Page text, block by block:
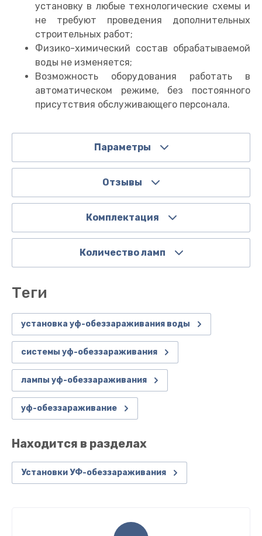
установку в любые технологические схемы и
не требуют проведения дополнительных
строительных работ;
Физико-химический состав обрабатываемой
воды не изменяется;
Возможность оборудования работать в
автоматическом режиме, без постоянного
присутствия обслуживающего персонала.
Параметры
Отзывы
Комплектация
Количество ламп
теги
установка уф-обеззараживания воды
системы уф-обеззараживания
лампы уф-обеззараживания
уф-обеззараживание
Находится в разделах
Установки УФ-обеззараживания